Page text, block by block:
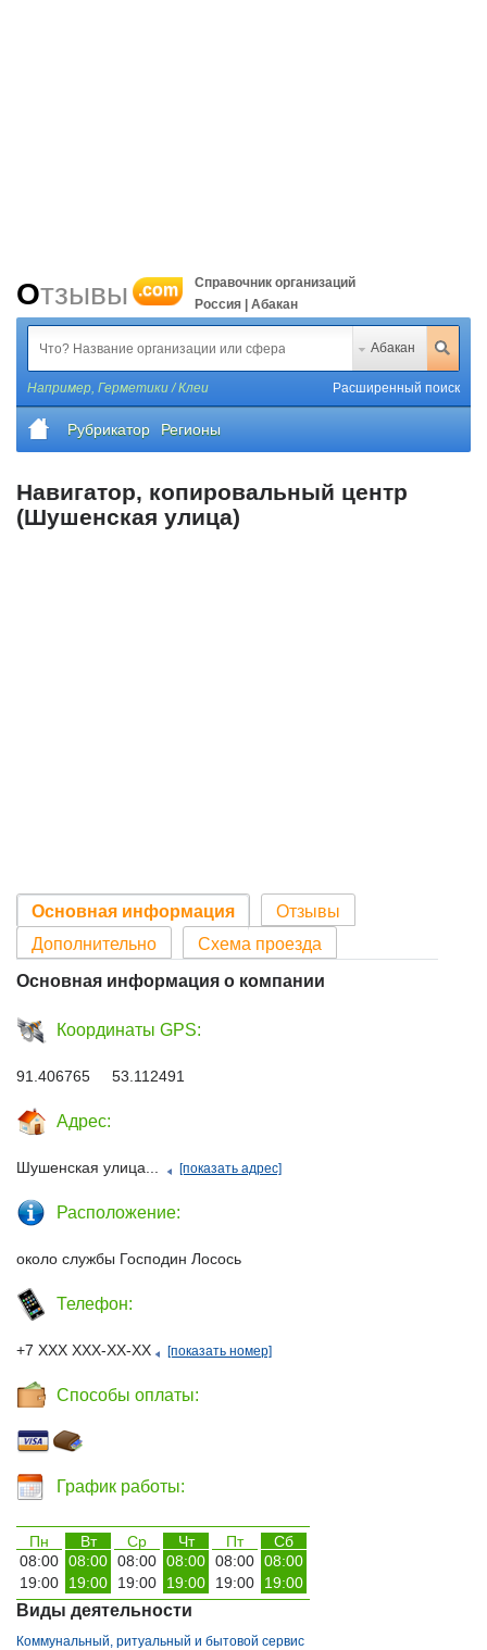
Отзывы .com
Справочник организаций
Россия | Абакан
Абакан
Например, Герметики / Клеи Расширенный поиск
Рубрикатор Регионы
Навигатор, копировальный центр
(Шушенская улица)
Основная информация
Отзывы
Дополнительно
Схема проезда
Основная информация о компании
Координаты GPS:
91.406765 53.112491
Адрес:
Шушенская улица... [показать адрес]
Расположение:
около службы Господин Лосось
Телефон:
+7 ХХХ ХХХ-ХХ-ХХ [показать номер]
Способы оплаты:
График работы:
Пн Вт Ср Чт Пт
Сб
08:00 08:00 08:00 08:00 08:00 08:00
19:00
19:00 19:00 19:00 19:00 19:00
Виды деятельности
Коммунальный, ритуальный и бытовой сервис